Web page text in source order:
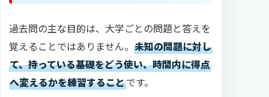
過去問の主な目的は、大学ごとの問題と答えを
覚えることではありません。 未知の問題に対し
て、持っている基礎をどう使い、時間内に得点
へ変えるかを練習することです。